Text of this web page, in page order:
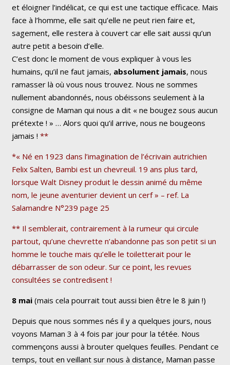
et éloigner l’indélicat, ce qui est une tactique efficace. Mais
face à l’homme, elle sait qu’elle ne peut rien faire et,
sagement, elle restera à couvert car elle sait aussi qu’un
autre petit a besoin d’elle.
C’est donc le moment de vous expliquer à vous les
humains, qu’il ne faut jamais, absolument jamais, nous
ramasser là où vous nous trouvez. Nous ne sommes
nullement abandonnés, nous obéissons seulement à la
consigne de Maman qui nous a dit « ne bougez sous aucun
prétexte ! » … Alors quoi qu’il arrive, nous ne bougeons
jamais ! **
*« Né en 1923 dans l’imagination de l’écrivain autrichien
Felix Salten, Bambi est un chevreuil. 19 ans plus tard,
lorsque Walt Disney produit le dessin animé du même
nom, le jeune aventurier devient un cerf » – ref. La
Salamandre N°239 page 25
** Il semblerait, contrairement à la rumeur qui circule
partout, qu’une chevrette n’abandonne pas son petit si un
homme le touche mais qu’elle le toiletterait pour le
débarrasser de son odeur. Sur ce point, les revues
consultées se contredisent !
8 mai (mais cela pourrait tout aussi bien être le 8 juin !)
Depuis que nous sommes nés il y a quelques jours, nous
voyons Maman 3 à 4 fois par jour pour la tétée. Nous
commençons aussi à brouter quelques feuilles. Pendant ce
temps, tout en veillant sur nous à distance, Maman passe